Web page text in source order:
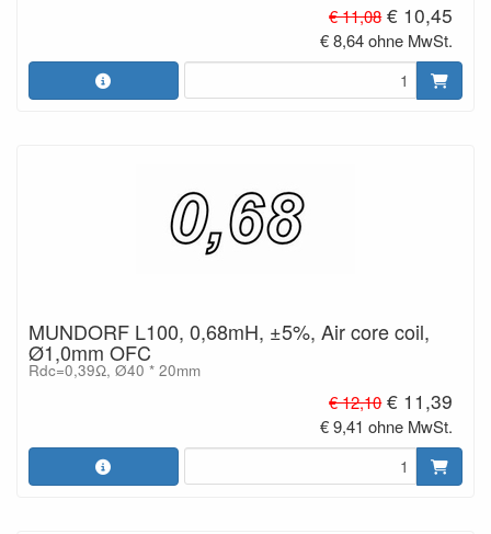
€ 11,08 € 10,45
€ 8,64 ohne MwSt.
MUNDORF L100, 0,68mH, ±5%, Air core coil,
Ø1,0mm OFC
Rdc=0,39Ω, Ø40 * 20mm
€ 12,10 € 11,39
€ 9,41 ohne MwSt.